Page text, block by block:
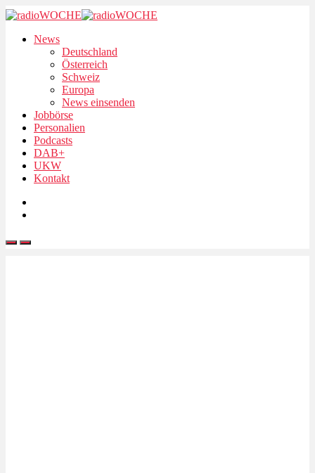
News
Deutschland
Österreich
Schweiz
Europa
News einsenden
Jobbörse
Personalien
Podcasts
DAB+
UKW
Kontakt